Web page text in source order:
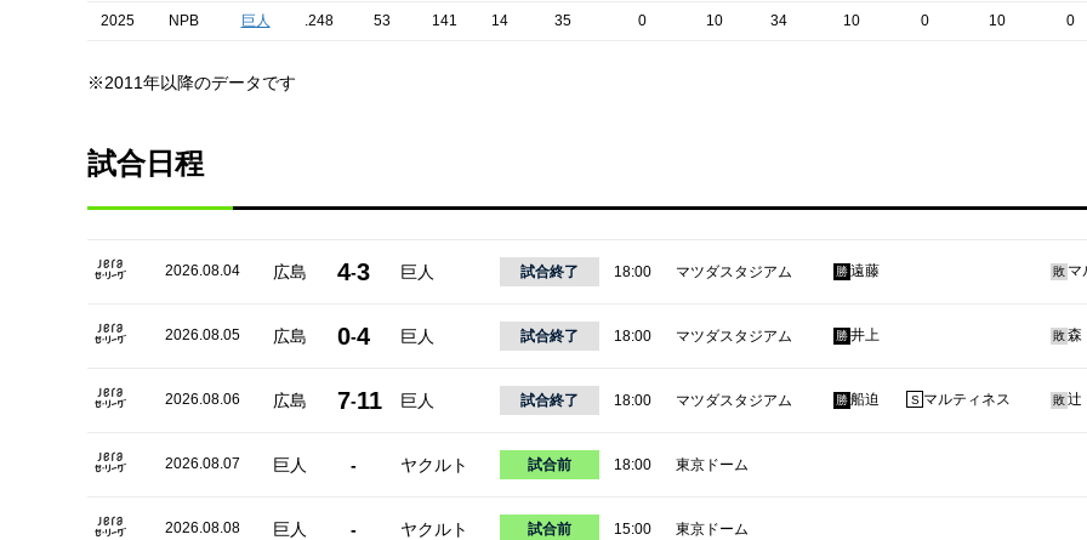
2025 NPB 巨人 .248 53 141 14 35 0 10 34 10 0 10 0
※2011年以降のデータです
試合日程
2026.08.04 広島 4-3 巨人 試合終了 18:00 マツダスタジアム 勝遠藤 敗 マ
2026.08.05 広島 0-4 巨人 試合終了 18:00 マツダスタジアム 勝井上 敗森
2026.08.06 広島 7-11 巨人 試合終了 18:00 マツダスタジアム 勝船迫 S マルティネス 敗辻
2026.08.07 巨人 - ヤクルト 試合前 18:00 東京ドーム
2026.08.08 巨人 - ヤクルト 試合前 15:00 東京ドーム